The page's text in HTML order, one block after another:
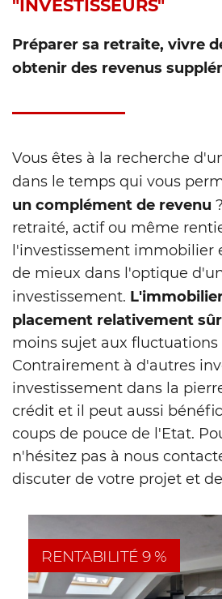
RENTABILITÉ 9 %
Préparer sa retraite, vivre
obtenir des revenus
Vous êtes à la recherche
dans le temps qui vous
un complément de revenu
retraité, actif ou même
l'investissement immobilier
de mieux dans l'optique
investissement.
placement relativement sûr
moins sujet aux fluctuations
Contrairement à d'autres
investissement dans la
crédit et il peut aussi
coups de pouce de l'Etat.
n'hésitez pas à nous
discuter de votre projet et